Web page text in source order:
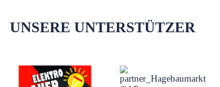
UNSERE UNTERSTÜTZER